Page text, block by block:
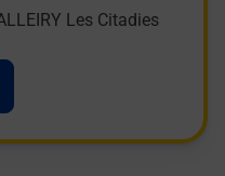
Les Citadies